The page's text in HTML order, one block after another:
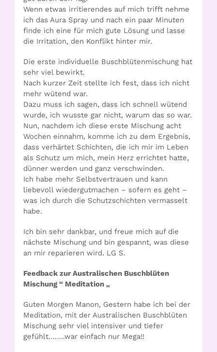
Wenn etwas irritierendes auf mich trifft nehme
ich das Aura Spray und nach ein paar Minuten
finde ich eine für mich gute Lösung und lasse
die Irritation, den Konflikt hinter mir.
Die erste individuelle Buschblütenmischung hat
sehr viel bewirkt.
Nach kurzer Zeit stellte ich fest, dass ich nicht
mehr wütend war.
Dazu muss ich sagen, dass ich schnell wütend
wurde, ich wusste gar nicht, warum das so war.
Nun, nachdem ich diese erste Mischung acht
Wochen einnahm, komme ich zu dem Ergebnis,
dass verhärtet Schichten, die ich mir im Leben
als Schutz um mich, mein Herz errichtet hatte,
dünner werden und ganz verschwinden.
Ich habe mehr Selbstvertrauen und kann
liebevoll wiedergutmachen – sofern es geht –
was ich durch die Schutzschichten vermasselt
habe.
Ich bin sehr dankbar, und freue mich auf die
nächste Mischung und bin gespannt, was diese
an mir reparieren wird. LG S.
Feedback zur Australischen Buschblüten
Mischung “ Meditation „
Guten Morgen Manon, Gestern habe ich bei der
Meditation, mit der Australischen Buschblüten
Mischung sehr viel intensiver und tiefer
gefühlt……..war einfach nur Mega!!